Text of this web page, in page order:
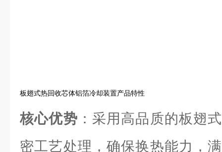
板翅式热回收芯体铝箔冷却装置产品特性
核心优势 ：采用高品质的板翅
密工艺处理，确保换热能力，